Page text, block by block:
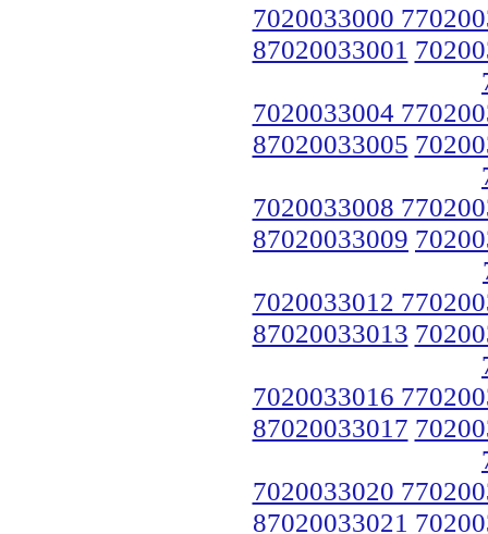
7020033000
87020033001
7020033004
87020033005
7020033008
87020033009
7020033012
87020033013
7020033016
87020033017
7020033020
87020033021